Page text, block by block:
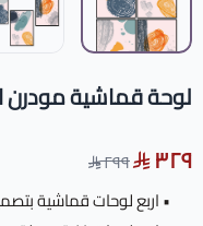
لوحة قماشية مودرن
٣٢٩
٢٩٩
• اربع لوحات قماشية